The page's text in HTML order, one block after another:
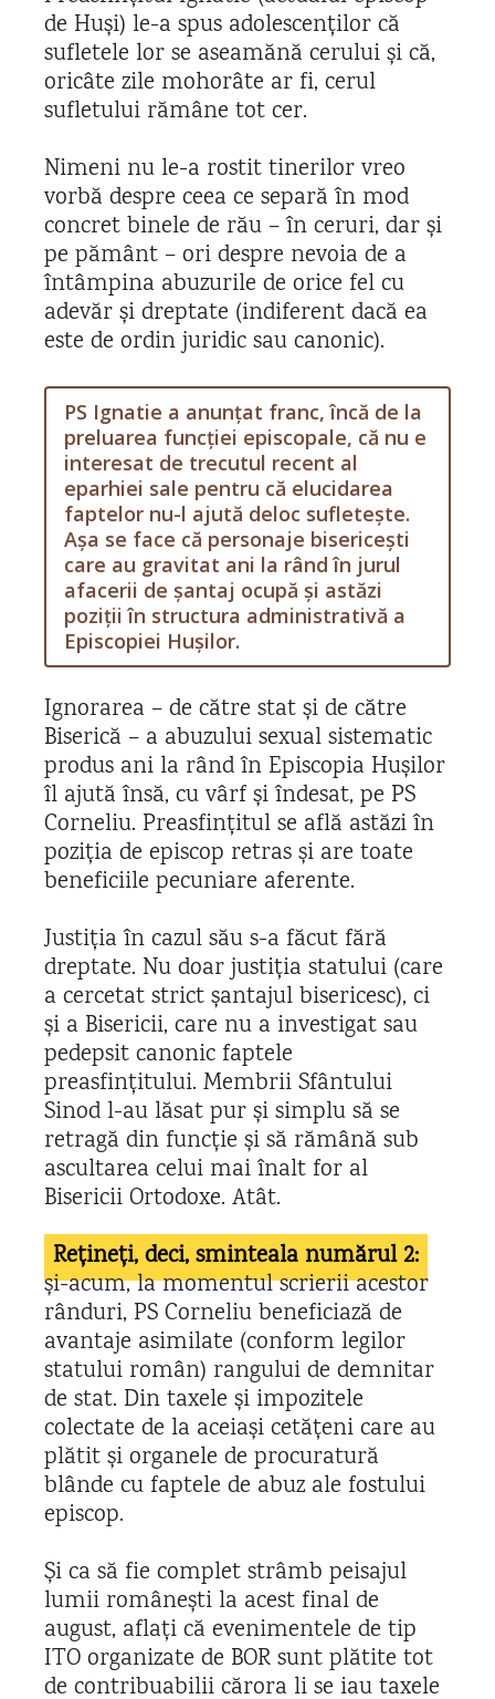
de Huși) le-a spus adolescenților că
sufletele lor se aseamănă cerului și că,
oricâte zile mohorâte ar fi, cerul
sufletului rămâne tot cer.
Nimeni nu le-a rostit tinerilor vreo
vorbă despre ceea ce separă în mod
concret binele de rău – în ceruri, dar și
pe pământ – ori despre nevoia de a
întâmpina abuzurile de orice fel cu
adevăr și dreptate (indiferent dacă ea
este de ordin juridic sau canonic).
PS Ignatie a anunțat franc, încă de la
preluarea funcției episcopale, că nu e
interesat de trecutul recent al
eparhiei sale pentru că elucidarea
faptelor nu-l ajută deloc sufletește.
Așa se face că personaje bisericești
care au gravitat ani la rând în jurul
afacerii de șantaj ocupă și astăzi
poziții în structura administrativă a
Episcopiei Hușilor.
Ignorarea – de către stat și de către
Biserică – a abuzului sexual sistematic
produs ani la rând în Episcopia Hușilor
îl ajută însă, cu vârf și îndesat, pe PS
Corneliu. Preasfințitul se află astăzi în
poziția de episcop retras și are toate
beneficiile pecuniare aferente.
Justiția în cazul său s-a făcut fără
dreptate. Nu doar justiția statului (care
a cercetat strict șantajul bisericesc), ci
și a Bisericii, care nu a investigat sau
pedepsit canonic faptele
preasfințitului. Membrii Sfântului
Sinod l-au lăsat pur și simplu să se
retragă din funcție și să rămână sub
ascultarea celui mai înalt for al
Bisericii Ortodoxe. Atât.
Rețineți, deci, sminteala numărul 2:
și-acum, la momentul scrierii acestor
rânduri, PS Corneliu beneficiază de
avantaje asimilate (conform legilor
statului român) rangului de demnitar
de stat. Din taxele și impozitele
colectate de la aceiași cetățeni care au
plătit și organele de procuratură
blânde cu faptele de abuz ale fostului
episcop.
Și ca să fie complet strâmb peisajul
lumii românești la acest final de
august, aflați că evenimentele de tip
ITO organizate de BOR sunt plătite tot
de contribuabilii cărora li se iau taxele